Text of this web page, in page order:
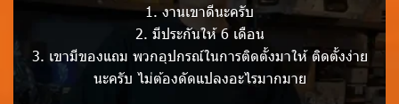
1. งานเขาดีนะครับ
2. มีประกันให้ 6 เดือน
3. เขามีของแถม พวกอุปกรณ์ในการติดตั้งมาให้ ติดตั้งง่าย
นะครับ ไม่ต้องดัดแปลงอะไรมากมาย